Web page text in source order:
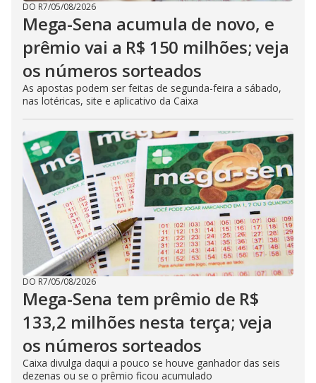
DO R7/05/08/2026
Mega-Sena acumula de novo, e
prêmio vai a R$ 150 milhões; veja
os números sorteados
As apostas podem ser feitas de segunda-feira a sábado,
nas lotéricas, site e aplicativo da Caixa
DO R7/05/08/2026
Mega-Sena tem prêmio de R$
133,2 milhões nesta terça; veja
os números sorteados
Caixa divulga daqui a pouco se houve ganhador das seis
dezenas ou se o prêmio ficou acumulado